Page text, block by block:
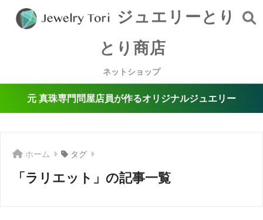
ジュエリーとり
とり商店
ネットショップ
元 真珠専門問屋店員が作るオリジナルジュエリー
ホーム タグ
「ラリエット」の記事一覧